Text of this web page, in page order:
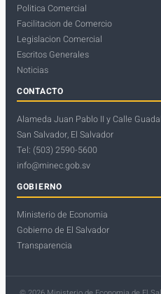
Politica Comercial
Facilitacion de Comercio
Legislacion Comercial
Escritos Generales
Noticias
CONTACTO
Alameda Juan Pablo II y Calle
San Salvador, El Salvador
Tel: (503) 2590-5600
info@minec.gob.sv
GOBIERNO
Ministerio de Economia
Gobierno de El Salvador
Transparencia